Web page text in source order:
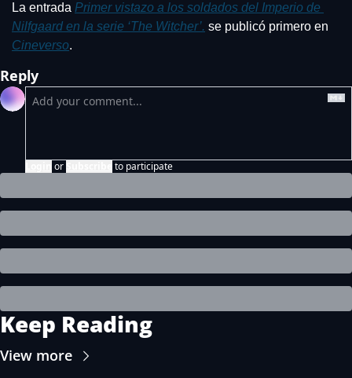
La entrada Primer vistazo a los soldados del Imperio de
Nilfgaard en la serie ‘The Witcher’.
Cineverso.
Reply
or to participate
Keep Reading
View more